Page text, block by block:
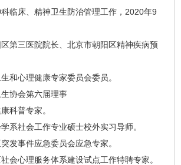
床、精神卫生防治管理工作，2020年9
三医院院长、北京市朝阳区精神疾病预
心理健康专家委员会委员。
协会第六届理事
普专家。
社会工作专业硕士校外实习导师。
事件应急委员会应急专家。
心理服务体系建设试点工作特聘专家。